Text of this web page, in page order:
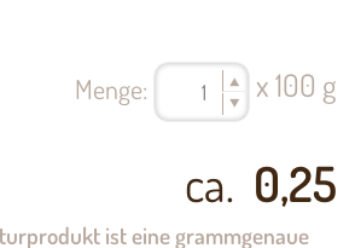
Menge: x 100 g
ca. 0,25
ist eine grammgenaue